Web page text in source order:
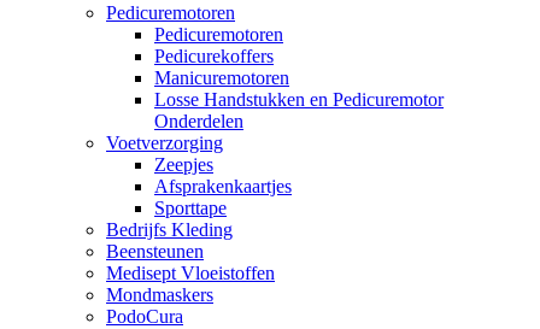
Pedicuremotoren
Pedicuremotoren
Pedicurekoffers
Manicuremotoren
Losse Handstukken en Pedicuremotor
Onderdelen
Voetverzorging
Zeepjes
Afsprakenkaartjes
Sporttape
Bedrijfs Kleding
Beensteunen
Medisept Vloeistoffen
Mondmaskers
PodoCura